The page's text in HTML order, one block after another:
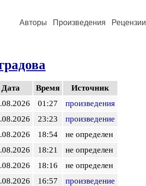
Авторы Произведения Рецензии
Дата Время
Источник
01:27
произведения
23:23
произведение
18:54
не определен
18:21
не определен
18:16
не определен
16:57
произведение